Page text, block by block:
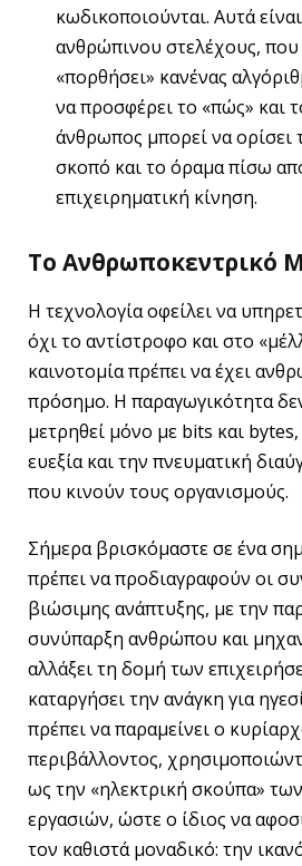
κωδικοποιούνται. Αυτά
ανθρώπινου στελέχους,
«πορθήσει» κανένας
να προσφέρει το «πώς» και
άνθρωπος μπορεί να ορίσει
σκοπό και το όραμα πίσω
επιχειρηματική κίνηση.
Το Ανθρωποκεντρικό
Η τεχνολογία οφείλει να
όχι το αντίστροφο και στο
καινοτομία πρέπει να έχει
πρόσημο. Η παραγωγικότητα
μετρηθεί μόνο με bits και
ευεξία και την πνευματική
που κινούν τους οργανισμούς.
Σήμερα βρισκόμαστε σε ένα
πρέπει να προδιαγραφούν οι
βιώσιμης ανάπτυξης, με την
συνύπαρξη ανθρώπου και
αλλάξει τη δομή των
καταργήσει την ανάγκη για
πρέπει να παραμείνει ο
περιβάλλοντος,
ως την «ηλεκτρική σκούπα»
εργασιών, ώστε ο ίδιος να
τον καθιστά μοναδικό: την